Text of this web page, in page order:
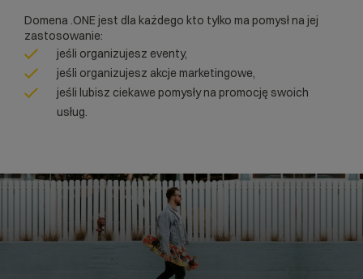
Domena .ONE jest dla każdego kto tylko ma pomysł na jej
zastosowanie:
jeśli organizujesz eventy,
jeśli organizujesz akcje marketingowe,
jeśli lubisz ciekawe pomysły na promocję swoich
usług.